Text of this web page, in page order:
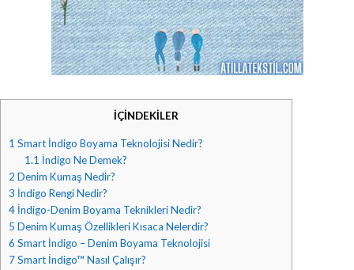
İÇİNDEKİLER
1 Smart İndigo Boyama Teknolojisi Nedir?
1.1 İndigo Ne Demek?
2 Denim Kumaş Nedir?
3 İndigo Rengi Nedir?
4 İndigo-Denim Boyama Teknikleri Nedir?
5 Denim Kumaş Özellikleri Kısaca Nelerdir?
6 Smart İndigo – Denim Boyama Teknolojisi
7Smart İndigo™ Nasıl Çalışır?